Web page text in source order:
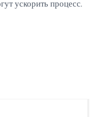
ускорить процесс.